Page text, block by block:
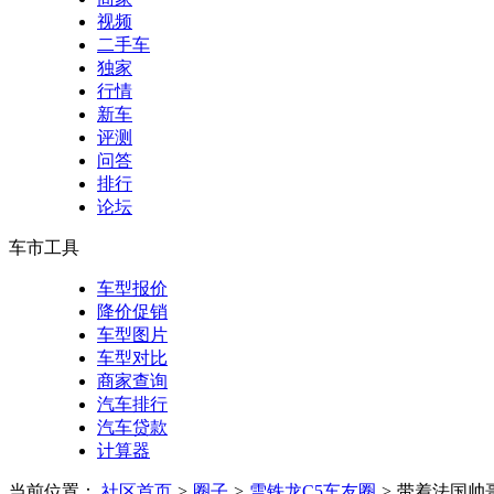
视频
二手车
独家
行情
新车
评测
问答
排行
论坛
车市工具
车型报价
降价促销
车型图片
车型对比
商家查询
汽车排行
汽车贷款
计算器